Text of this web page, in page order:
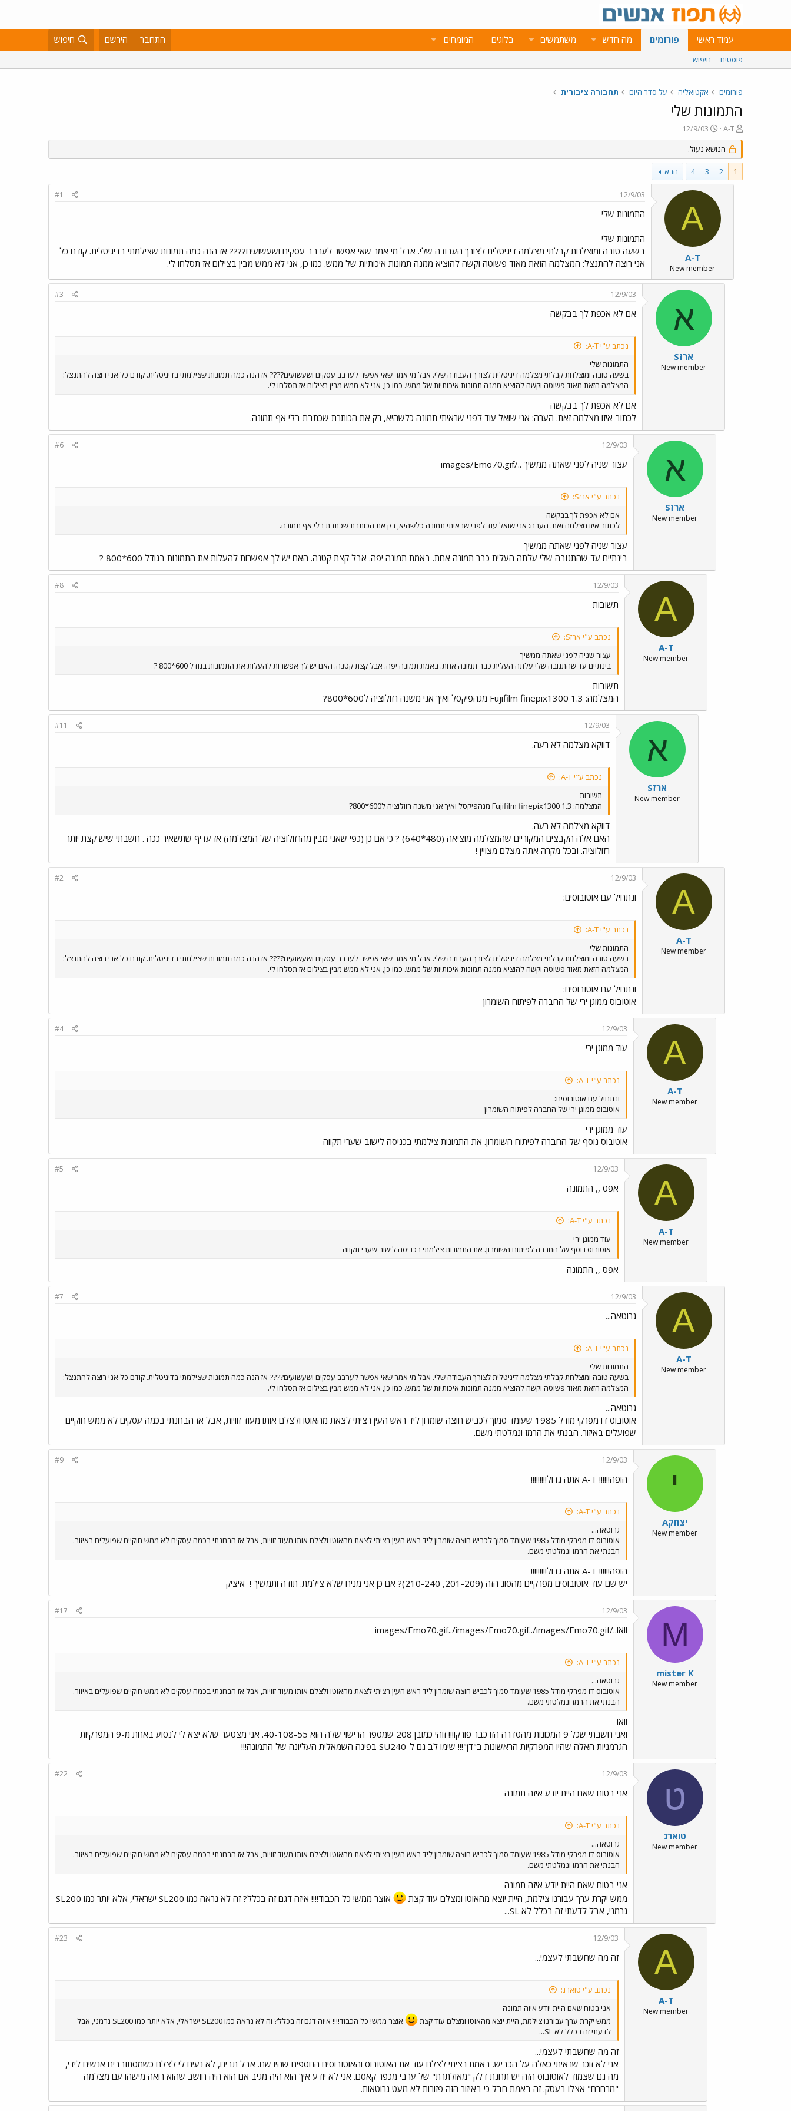
עמוד ראשי פורומים מה חדש משתמשים בלוגים המומחים התחבר הירשם חיפוש
פוסטים חיפוש
פורומים אקטואליה על סדר היום תחבורה ציבורית
התמונות שלי
פ
ו
ת
ח
ה
נ
A-T
פ
ו
ר
ס
ם
ב
ת
12/9/03
הנושא נעול.
1
2
3
4 הבא
A
A-T
New member
12/9/03
#1
התמונות שלי
התמונות שלי
בשעה טובה ומוצלחת קבלתי מצלמה דיגיטלית לצורך העבודה שלי. אבל מי אמר שאי אפשר לערבב עסקים ושעשועים???? אז הנה כמה תמונות שצילמתי בדיגיטלית. קודם כל
אני רוצה להתנצל: המצלמה הזאת מאוד פשוטה וקשה להוציא ממנה תמונות איכותיות של ממש. כמו כן, אני לא ממש מבין בצילום אז תסלחו לי.
א
ארזS
New member
12/9/03
#3
אם לא אכפת לך בבקשה
נכתב ע"י A-T:
התמונות שלי
בשעה טובה ומוצלחת קבלתי מצלמה דיגיטלית לצורך העבודה שלי. אבל מי אמר שאי אפשר לערבב עסקים ושעשועים???? אז הנה כמה תמונות שצילמתי בדיגיטלית. קודם כל אני רוצה להתנצל:
המצלמה הזאת מאוד פשוטה וקשה להוציא ממנה תמונות איכותיות של ממש. כמו כן, אני לא ממש מבין בצילום אז תסלחו לי.
אם לא אכפת לך בבקשה
לכתוב איזו מצלמה זאת. הערה: אני שואל עוד לפני שראיתי תמונה כלשהיא, רק את הכותרת שכתבת בלי אף תמונה.
א
ארזS
New member
12/9/03
#6
עצור שניה לפני שאתה ממשיך ../images/Emo70.gif
נכתב ע"י ארזS:
אם לא אכפת לך בבקשה
לכתוב איזו מצלמה זאת. הערה: אני שואל עוד לפני שראיתי תמונה כלשהיא, רק את הכותרת שכתבת בלי אף תמונה.
עצור שניה לפני שאתה ממשיך
בינתיים עד שהתגובה שלי עלתה העלית כבר תמונה אחת. באמת תמונה יפה. אבל קצת קטנה. האם יש לך אפשרות להעלות את התמונות בגודל 600*800 ?
A
A-T
New member
12/9/03
#8
תשובות
נכתב ע"י ארזS:
עצור שניה לפני שאתה ממשיך
בינתיים עד שהתגובה שלי עלתה העלית כבר תמונה אחת. באמת תמונה יפה. אבל קצת קטנה. האם יש לך אפשרות להעלות את התמונות בגודל 600*800 ?
תשובות
המצלמה: Fujifilm finepix1300 1.3 מגהפיקסל ואיך אני משנה רזולוציה ל600*800?
א
ארזS
New member
12/9/03
#11
דווקא מצלמה לא רעה.
נכתב ע"י A-T:
תשובות
המצלמה: Fujifilm finepix1300 1.3 מגהפיקסל ואיך אני משנה רזולוציה ל600*800?
דווקא מצלמה לא רעה.
האם אלה הקבצים המקוריים שהמצלמה מוציאה (480*640) ? כי אם כן (כפי שאני מבין מהרזולוציה של המצלמה) אז עדיף שתשאיר ככה . חשבתי שיש קצת יותר
רזולוציה. ובכל מקרה אתה מצלם מצויין !
A
A-T
New member
12/9/03
#2
ונתחיל עם אוטובוסים:
נכתב ע"י A-T:
התמונות שלי
בשעה טובה ומוצלחת קבלתי מצלמה דיגיטלית לצורך העבודה שלי. אבל מי אמר שאי אפשר לערבב עסקים ושעשועים???? אז הנה כמה תמונות שצילמתי בדיגיטלית. קודם כל אני רוצה להתנצל:
המצלמה הזאת מאוד פשוטה וקשה להוציא ממנה תמונות איכותיות של ממש. כמו כן, אני לא ממש מבין בצילום אז תסלחו לי.
ונתחיל עם אוטובוסים:
אוטובוס ממוגן ירי של החברה לפיתוח השומרון
A
A-T
New member
12/9/03
#4
עוד ממוגן ירי
נכתב ע"י A-T:
ונתחיל עם אוטובוסים:
אוטובוס ממוגן ירי של החברה לפיתוח השומרון
עוד ממוגן ירי
אוטובוס נוסף של החברה לפיתוח השומרון. את התמונות צילמתי בכניסה לישוב שערי תקווה
A
A-T
New member
12/9/03
#5
אפס ,, התמונה
נכתב ע"י A-T:
עוד ממוגן ירי
אוטובוס נוסף של החברה לפיתוח השומרון. את התמונות צילמתי בכניסה לישוב שערי תקווה
אפס ,, התמונה
A
A-T
New member
12/9/03
#7
גרוטאה...
נכתב ע"י A-T:
התמונות שלי
בשעה טובה ומוצלחת קבלתי מצלמה דיגיטלית לצורך העבודה שלי. אבל מי אמר שאי אפשר לערבב עסקים ושעשועים???? אז הנה כמה תמונות שצילמתי בדיגיטלית. קודם כל אני רוצה להתנצל:
המצלמה הזאת מאוד פשוטה וקשה להוציא ממנה תמונות איכותיות של ממש. כמו כן, אני לא ממש מבין בצילום אז תסלחו לי.
גרוטאה...
אוטובוס דו מפרקי מודל 1985 שעומד סמוך לכביש חוצה שומרון ליד ראש העין רציתי לצאת מהאוטו ולצלם אותו מעוד זוויות, אבל אז הבחנתי בכמה עסקים לא ממש חוקיים
שפועלים באיזור. הבנתי את הרמז ונמלטתי משם.
י
יצחקA
New member
12/9/03
#9
הופה!!!!!! A-T אתה גדול!!!!!!!!!
נכתב ע"י A-T:
גרוטאה...
אוטובוס דו מפרקי מודל 1985 שעומד סמוך לכביש חוצה שומרון ליד ראש העין רציתי לצאת מהאוטו ולצלם אותו מעוד זוויות, אבל אז הבחנתי בכמה עסקים לא ממש חוקיים שפועלים באיזור.
הבנתי את הרמז ונמלטתי משם.
הופה!!!!!! A-T אתה גדול!!!!!!!!!
יש שם עוד אוטובוסים מפרקיים מהסוג הזה (201-209, 210-240)? אם כן אני מניח שלא צילמת. תודה ותמשיך !
איציק
M
mister K
New member
12/9/03
#17
וואו../images/Emo70.gif../images/Emo70.gif../images/Emo70.gif
נכתב ע"י A-T:
גרוטאה...
אוטובוס דו מפרקי מודל 1985 שעומד סמוך לכביש חוצה שומרון ליד ראש העין רציתי לצאת מהאוטו ולצלם אותו מעוד זוויות, אבל אז הבחנתי בכמה עסקים לא ממש חוקיים שפועלים באיזור.
הבנתי את הרמז ונמלטתי משם.
וואו
ואני חשבתי שכל 9 המכונות מהסדרה הזו כבר פורקו!!! זוהי כמובן 208 שמספר הרישוי שלה הוא 40-108-55. אני מצטער שלא יצא לי לנסוע באחת מ-9 המפרקיות
הגרמניות האלה שהיו המפרקיות הראשונות ב"דן"!!! שימו לב גם ל-SU240 בפינה השמאלית העליונה של התמונה!!!
ט
טוארג
New member
12/9/03
#22
אני בטוח שאם היית יודע איזה תמונה
נכתב ע"י A-T:
גרוטאה...
אוטובוס דו מפרקי מודל 1985 שעומד סמוך לכביש חוצה שומרון ליד ראש העין רציתי לצאת מהאוטו ולצלם אותו מעוד זוויות, אבל אז הבחנתי בכמה עסקים לא ממש חוקיים שפועלים באיזור.
הבנתי את הרמז ונמלטתי משם.
אני בטוח שאם היית יודע איזה תמונה
ממש יקרת ערך עבורנו צילמת, היית יוצא מהאוטו ומצלם עוד קצת
אוצר ממש! כל הכבוד!!!! איזה דגם זה בכלל? זה לא נראה כמו SL200 ישראלי, אלא יותר כמו SL200
גרמני, אבל לדעתי זה בכלל לא SL...
A
A-T
New member
12/9/03
#23
זה מה שחשבתי לעצמי...
נכתב ע"י טוארג:
אני בטוח שאם היית יודע איזה תמונה
ממש יקרת ערך עבורנו צילמת, היית יוצא מהאוטו ומצלם עוד קצת
אוצר ממש! כל הכבוד!!!! איזה דגם זה בכלל? זה לא נראה כמו SL200 ישראלי, אלא יותר כמו SL200 גרמני, אבל
לדעתי זה בכלל לא SL...
זה מה שחשבתי לעצמי...
אני לא זוכר שראיתי כאלה על הכביש. באמת רציתי לצלם עוד את האוטובוס והאוטובוסים הנוספים שהיו שם. אבל תבינו, לא נעים לי לצלם כשמסתובבים אנשים לידי,
מה גם שצמוד לאוטובוס הזה יש תחנת דלק "מאולתרת" של ערבי מכפר קאסם. אני לא יודע איך הוא היה מגיב אם הוא היה חושב שהוא רואה מישהו עם מצלמה
"מרחרח" אצלו בעסק. זה באמת חבל כי באיזור הזה פזורות לא מעט גרוטאות.